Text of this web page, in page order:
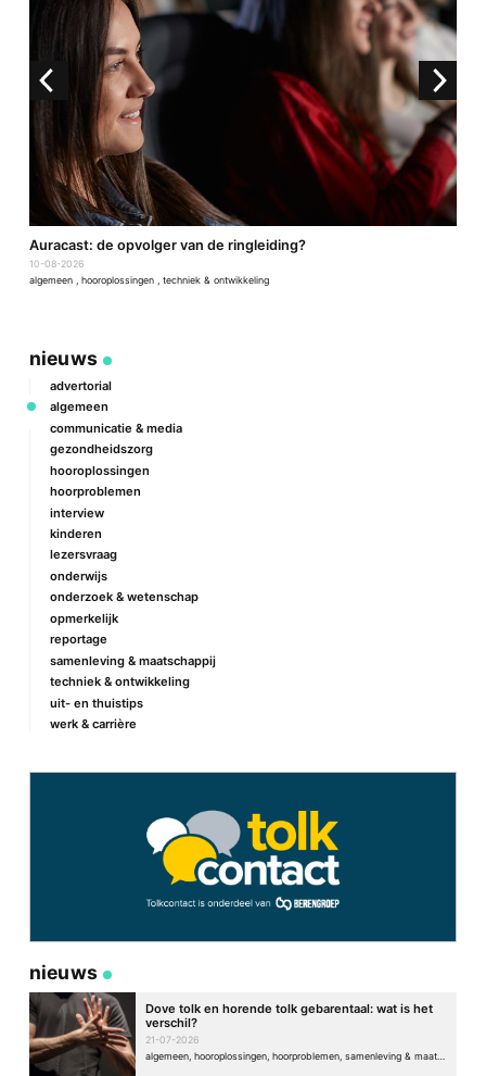
Auracast: de opvolger van de ringleiding?
10-08-2026
algemeen
hooroplossingen techniek & ontwikkeling
nieuws
advertorial
algemeen
communicatie & media
gezondheidszorg
hooroplossingen
hoorproblemen
interview
kinderen
lezersvraag
onderwijs
onderzoek & wetenschap
opmerkelijk
reportage
samenleving & maatschappij
techniek & ontwikkeling
uit- en thuistips
werk & carrière
nieuws
Dove tolk en horende tolk gebarentaal: wat is het
verschil?
21-07-2026